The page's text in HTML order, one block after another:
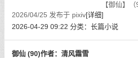
【御仙】（91） 作
2026/04/25 发布于 pixiv[详细]
2026-04-29 09:22 分类： 长篇小说
御仙 (90)作者：清风霜雪